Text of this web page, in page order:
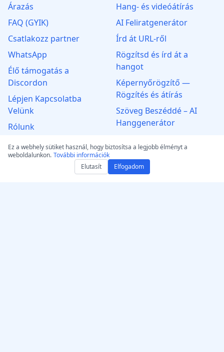
Árazás
FAQ (GYIK)
Csatlakozz partner
WhatsApp
Élő támogatás a
Discordon
Lépjen Kapcsolatba
Velünk
Rólunk
Hang- és videóátírás
AI Feliratgenerátor
Írd át URL-ről
Rögzítsd és írd át a
hangot
Képernyőrögzítő —
Rögzítés és átírás
Szöveg Beszéddé – AI
Hanggenerátor
szöveget természetessé
AI szöveg humanizáló GPT
Ez a webhely sütiket használ, hogy biztosítsa a legjobb élményt a
weboldalunkon. További információk
Elutasít
Elfogadom